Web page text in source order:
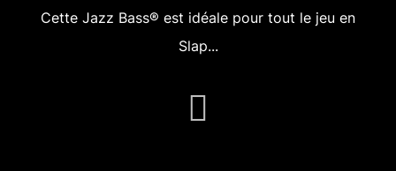
Cette Jazz Bass® est idéale pour tout le jeu en
Slap...